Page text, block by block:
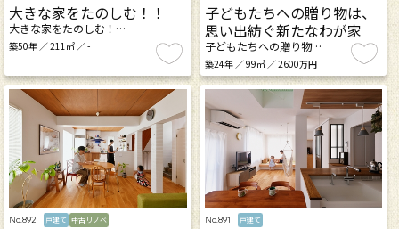
大きな家をたのしむ！！
大きな家をたのしむ！…
築50年 ／ 211㎡ ／ -
子どもたちへの贈り物は、
思い出紡ぐ新たなわが家
子どもたちへの贈り物…
築24年 ／ 99㎡ ／ 2600万円
No.892 戸建て 中古リノベ No.891 戸建て